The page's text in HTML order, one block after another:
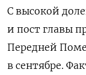
С высокой
и пост главы
Передней
в сентябре.